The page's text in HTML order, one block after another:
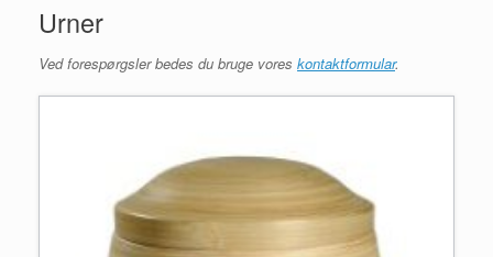
Urner
Ved forespørgsler bedes du bruge vores kontaktformular.